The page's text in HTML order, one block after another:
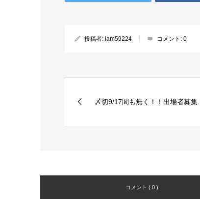
投稿者: iam59224 コメント: 0
〆切9/17間も無く！！出場者募集...
コメント ( 0 )